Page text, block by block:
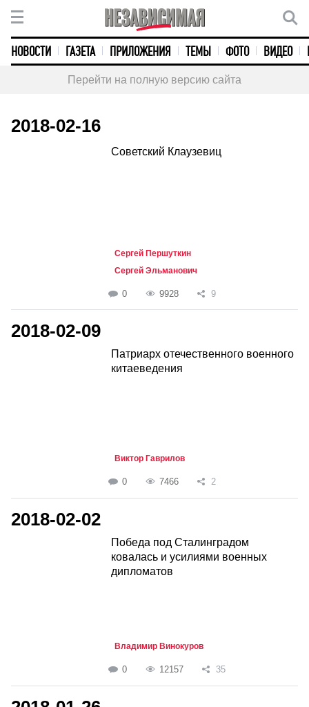
НОВОСТИ ГАЗЕТА ПРИЛОЖЕНИЯ ТЕМЫ ФОТО ВИДЕО
Перейти на полную версию сайта
2018-02-16
Советский Клаузевиц
Сергей Першуткин
Сергей Эльманович
0 9928 9
2018-02-09
Патриарх отечественного военного
китаеведения
Виктор Гаврилов
0 7466 2
2018-02-02
Победа под Сталинградом
ковалась и усилиями военных
дипломатов
Владимир Винокуров
0 12157 35